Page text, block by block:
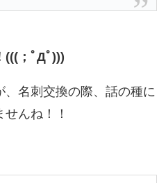
(((；ﾟДﾟ)))
、名刺交換の際、話の種に
んね！！